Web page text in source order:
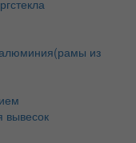
из
вывесок